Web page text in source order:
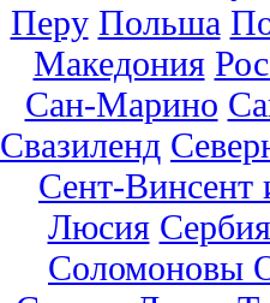
Перу Польша
Македония
Сан-Марино
Свазиленд
Сент-Винсент
Люсия Сербия
Соломоновы